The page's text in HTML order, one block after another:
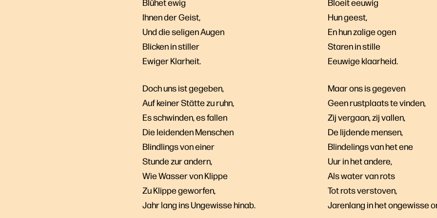
Blühet ewig
Ihnen der Geist,
Und die seligen Augen
Blicken in stiller
Ewiger Klarheit.
Doch uns ist gegeben,
Auf keiner Stätte zu ruhn,
Es schwinden, es fallen
Die leidenden Menschen
Blindlings von einer
Stunde zur andern,
Wie Wasser von Klippe
Zu Klippe geworfen,
Jahr lang ins Ungewisse hinab.
Bloeit eeuwig
Hun geest,
En hun zalige ogen
Staren in stille
Eeuwige klaarheid.
Maar ons is gegeven
Geen rustplaats te vinden,
Zij vergaan, zij vallen,
De lijdende mensen,
Blindelings van het ene
Uur in het andere,
Als water van rots
Tot rots verstoven,
Jarenlang in het ongewisse